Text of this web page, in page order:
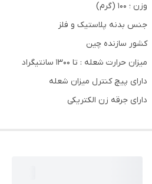
وزن ؛ 100 (گرم)
جنس بدنه پلاستیک و فلز
کشور سازنده چین
میزان حرارت شعله : تا 1300 سانتیگراد
دارای پیچ کنترل میزان شعله
دارای جرقه زن الکتریکی